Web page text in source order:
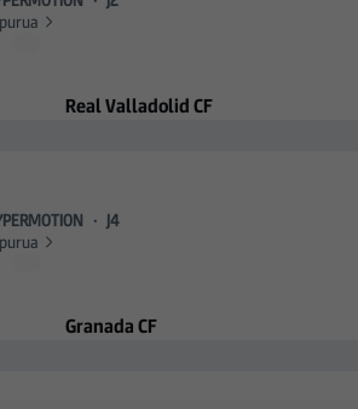
Real Valladolid CF
· J4
Granada CF